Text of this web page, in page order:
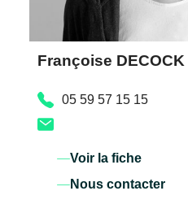
Françoise DECOCK
05 59 57 15 15
Voir la fiche
Nous contacter